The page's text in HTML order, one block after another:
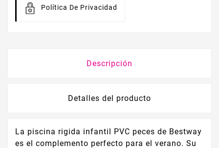
Política De Privacidad
Descripción
Detalles del producto
La piscina rigida infantil PVC peces de Bestway
es el complemento perfecto para el verano. Su